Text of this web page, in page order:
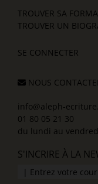
TROUVER SA
TROUVER UN
SE CONNECTER
NOUS
info@aleph-
01 80 05 21 30
du lundi au
S'INCRIRE À LA